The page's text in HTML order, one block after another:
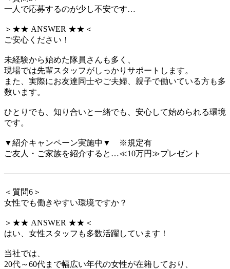
一人で応募するのが少し不安です…
＞★★ ANSWER ★★＜
ご安心ください！
未経験から始めた隊員さんも多く、
現場では先輩スタッフがしっかりサポートします。
また、実際にお友達同士やご夫婦、親子で働いている方も多
数います。
ひとりでも、知り合いと一緒でも、安心して始められる環境
です。
▼紹介キャンペーン実施中▼ ※規定有
ご友人・ご家族を紹介すると…≪10万円≫プレゼント
＜質問6＞
女性でも働きやすい環境ですか？
＞★★ ANSWER ★★＜
はい、女性スタッフも多数活躍しています！
当社では、
20代～60代まで幅広い年代の女性が在籍しており、